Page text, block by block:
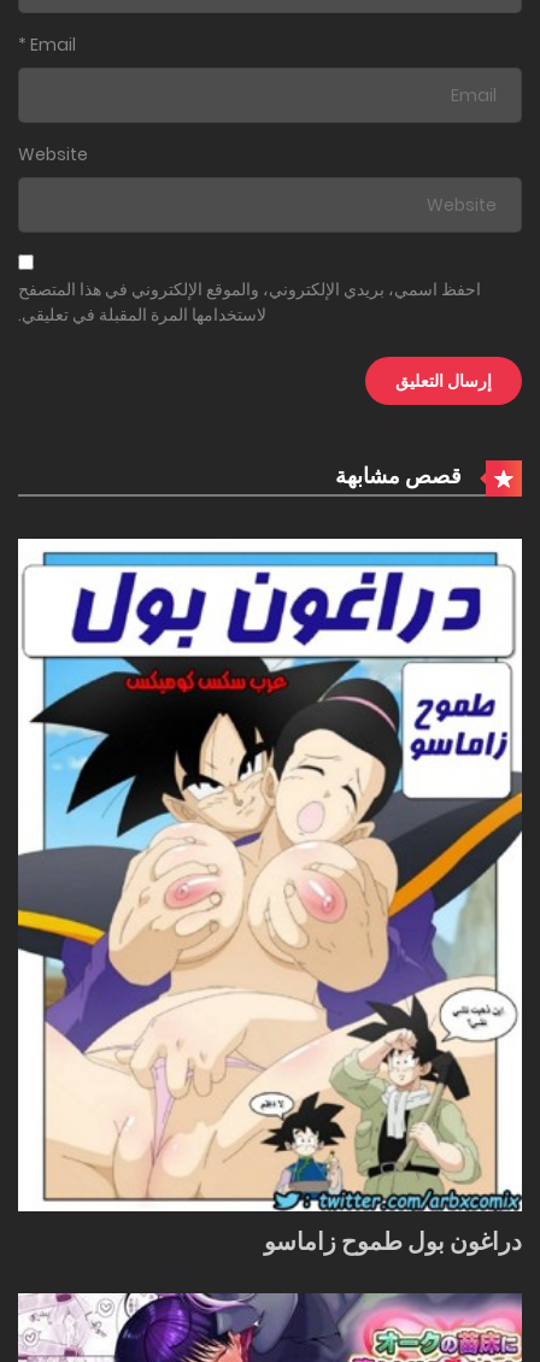
Email
*
Website
احفظ اسمي، بريدي الإلكتروني، والموقع الإلكتروني في هذا المتصفح
لاستخدامها المرة المقبلة في تعليقي.
قصص مشابهة
دراغون بول طموح زاماسو